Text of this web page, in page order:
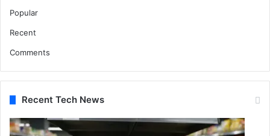
Popular
Recent
Comments
Recent Tech News